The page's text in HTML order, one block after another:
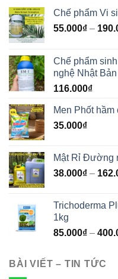
Chế phẩm Vi
55.000₫ –
Chế phẩm
nghệ Nhật
116.000₫
Men Phốt
35.000₫
Mật Rỉ Đường
38.000₫ –
Trichoderma
1kg
85.000₫ –
BÀI VIẾT – TIN TỨC